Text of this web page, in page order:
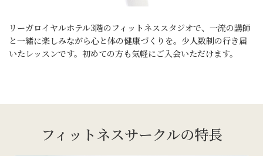
リーガロイヤルホテル3階のフィットネススタジオで、一流の講師
と一緒に楽しみながら心と体の健康づくりを。 少人数制の行き届
いたレッスンです。初めての方も気軽にご入会いただけます。
フィットネスサークルの特長